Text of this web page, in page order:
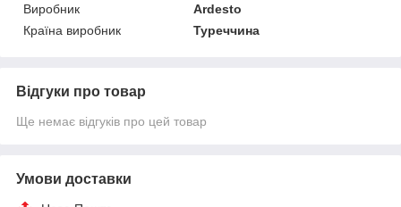
Виробник
Ardesto
Країна виробник
Туреччина
Відгуки про товар
Ще немає відгуків про цей товар
Умови доставки